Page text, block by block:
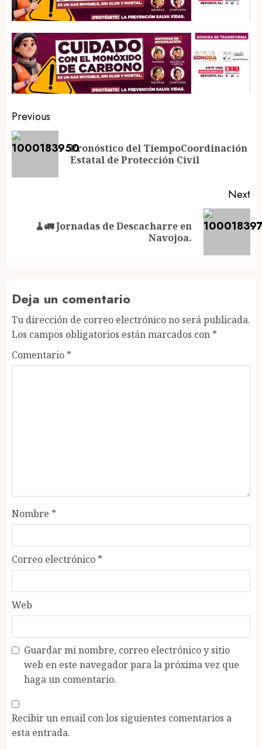
Post
navigation
Previous
Pronóstico del TiempoCoordinación
Estatal de Protección Civil
Next
🧹🚛 Jornadas de Descacharre en
Navojoa.
Deja un comentario
Tu dirección de correo electrónico no será publicada.
Los campos obligatorios están marcados con *
Comentario *
Nombre *
Correo electrónico *
Web
Guardar mi nombre, correo electrónico y sitio
web en este navegador para la próxima vez que
haga un comentario.
Recibir un email con los siguientes comentarios a
esta entrada.